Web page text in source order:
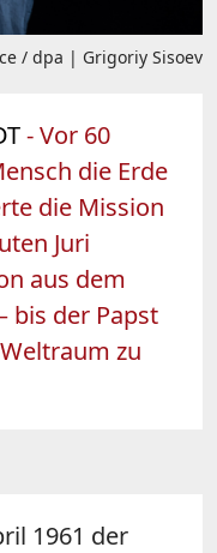
/ dpa | Grigoriy Sisoev
- Vor 60
die Erde
die Mission
Juri
aus dem
bis der Papst
zu
1961 der